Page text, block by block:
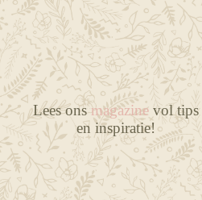
Lees onsmagazine vol tips
en inspiratie!